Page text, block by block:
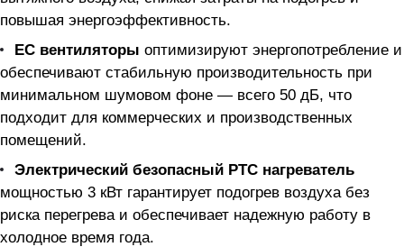
повышая энергоэффективность.
EC вентиляторы оптимизируют энергопотребление и
обеспечивают стабильную производительность при
минимальном шумовом фоне — всего 50 дБ, что
подходит для коммерческих и производственных
помещений.
Электрический безопасный РТС нагреватель
мощностью 3 кВт гарантирует подогрев воздуха без
риска перегрева и обеспечивает надежную работу в
холодное время года.